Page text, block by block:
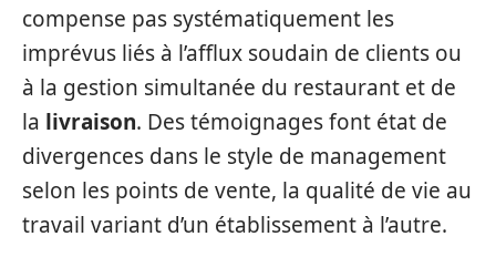
compense pas systématiquement les
imprévus liés à l’afflux soudain de clients ou
à la gestion simultanée du restaurant et de
la livraison. Des témoignages font état de
divergences dans le style de management
selon les points de vente, la qualité de vie au
travail variant d’un établissement à l’autre.